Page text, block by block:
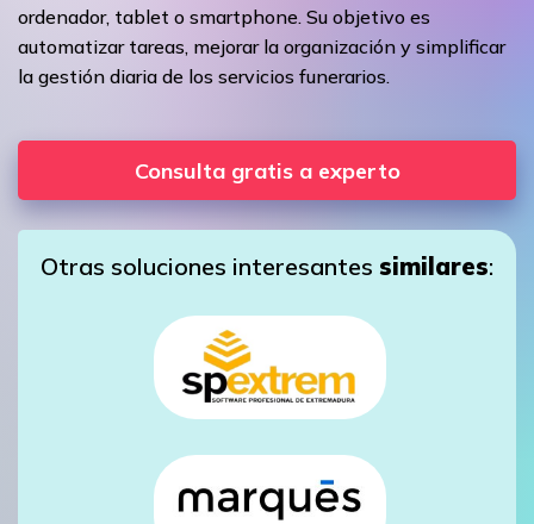
ordenador, tablet o smartphone. Su objetivo es
automatizar tareas, mejorar la organización y simplificar
la gestión diaria de los servicios funerarios.
Consulta gratis a experto
Otras soluciones interesantes similares: